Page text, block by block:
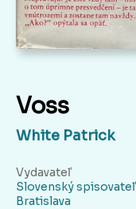
Voss
White Patrick
Vydavateľ
Slovenský spisovateľ
Bratislava